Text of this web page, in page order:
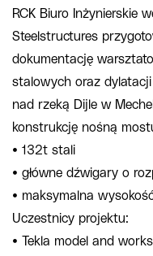
RCK Biuro Inżynierskie
Steelstructures
dokumentację
stalowych oraz
nad rzeką Dijle w
konstrukcję nośną
• 132t stali
• główne dźwigary o
• maksymalna
Uczestnicy projektu:
• Tekla model and